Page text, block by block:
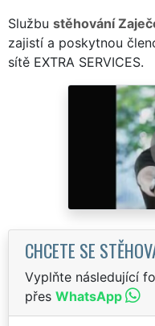
Službu stěhování
zajistí a poskytnou
sítě EXTRA SERVICES.
CHCETE SE
Vyplňte následující
přes WhatsApp